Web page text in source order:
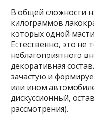
В общей сложности
килограммов
которых одной
Естественно, это не
неблагоприятного
декоративная
зачастую и
или ином
дискуссионный,
рассмотрения).